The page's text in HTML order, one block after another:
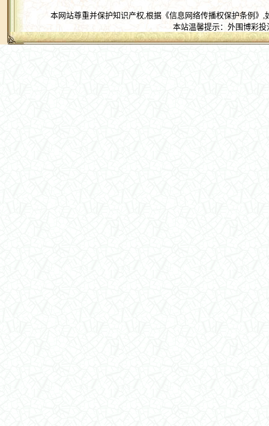
本网站尊重并保护知识产权,根据《信息网络传播权保护条例
本站温馨提示：外围博彩